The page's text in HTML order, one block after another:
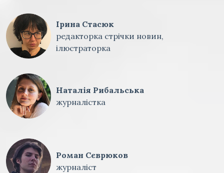
Ірина Стасюк
редакторка стрічки новин,
ілюстраторка
Наталія Рибальська
журналістка
Роман Сєврюков
журналіст